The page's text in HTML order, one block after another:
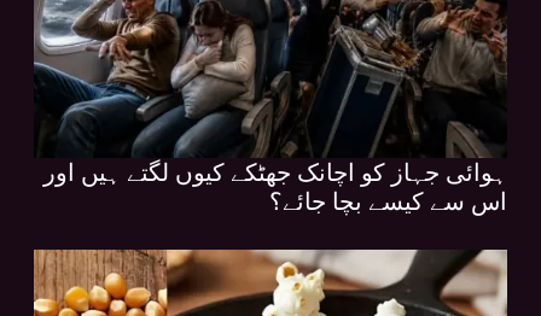
ہوائی جہاز کو اچانک جھٹکے کیوں لگتے ہیں اور
اس سے کیسے بچا جائے؟